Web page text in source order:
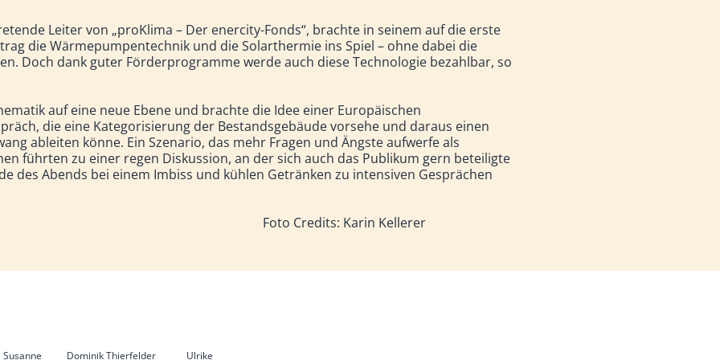
Leiter von „proKlima – Der enercity-Fonds“, brachte in seinem auf die erste
die Wärmepumpentechnik und die Solarthermie ins Spiel – ohne dabei die
Doch dank guter Förderprogramme werde auch diese Technologie bezahlbar, so
auf eine neue Ebene und brachte die Idee einer Europäischen
die eine Kategorisierung der Bestandsgebäude vorsehe und daraus einen
ableiten könne. Ein Szenario, das mehr Fragen und Ängste aufwerfe als
führten zu einer regen Diskussion, an der sich auch das Publikum gern beteiligte
des Abends bei einem Imbiss und kühlen Getränken zu intensiven Gesprächen
Foto Credits: Karin Kellerer
Susanne Dominik Thierfelder Ulrike